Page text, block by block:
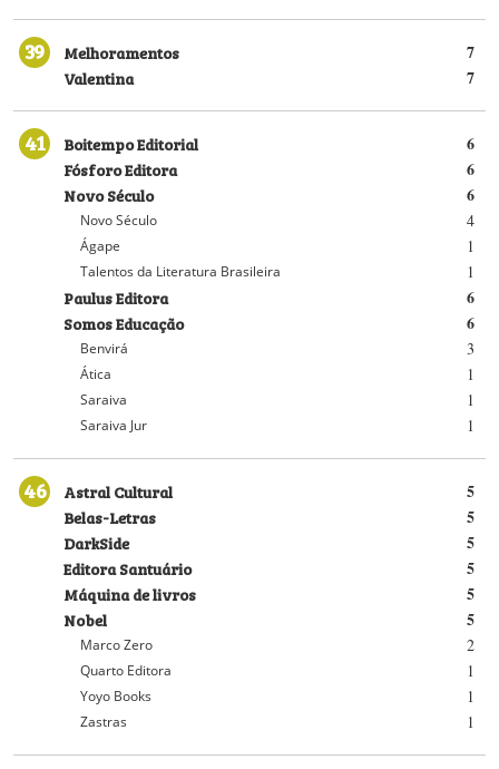
39 7
Melhoramentos
7
Valentina
41 6
Boitempo Editorial
6
Fósforo Editora
6
Novo Século
4
Novo Século
1
Ágape
1
Talentos da Literatura Brasileira
6
Paulus Editora
6
Somos Educação
3
Benvirá
1
Ática
1
Saraiva
1
Saraiva Jur
46 5
Astral Cultural
5
Belas-Letras
5
DarkSide
5
Editora Santuário
5
Máquina de livros
5
Nobel
2
Marco Zero
1
Quarto Editora
1
Yoyo Books
1
Zastras